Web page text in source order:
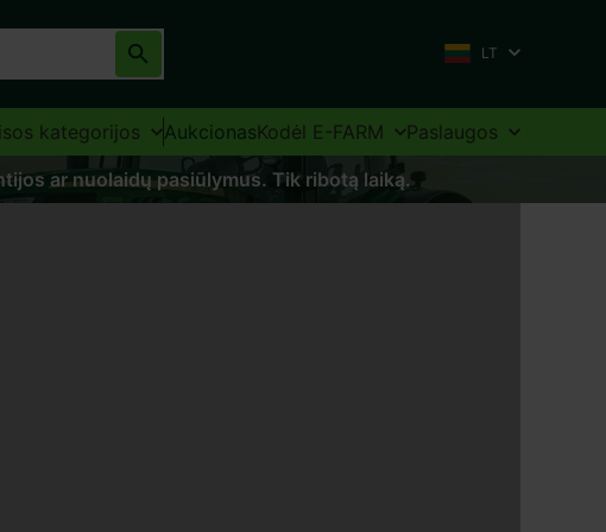
LT
kategorijos AukcionasKodėl E-FARM
Paslaugos
ar nuolaidų pasiūlymus. Tik ribotą laiką.